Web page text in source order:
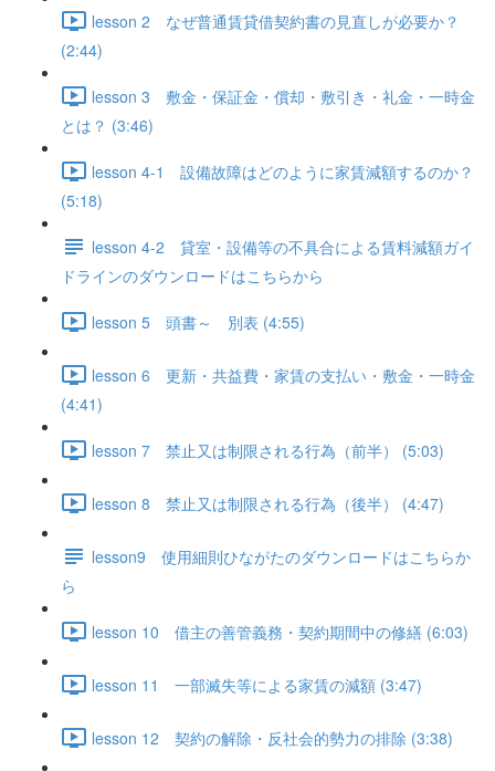
lesson 2 なぜ普通賃貸借契約書の見直しが必要か？
(2:44)
lesson 3 敷金・保証金・償却・敷引き・礼金・一時金
とは？ (3:46)
lesson 4-1 設備故障はどのように家賃減額するのか？
(5:18)
lesson 4-2 貸室・設備等の不具合による賃料減額ガイ
ドラインのダウンロードはこちらから
lesson 5 頭書～ 別表 (4:55)
lesson 6 更新・共益費・家賃の支払い・敷金・一時金
(4:41)
lesson 7 禁止又は制限される行為（前半） (5:03)
lesson 8 禁止又は制限される行為（後半） (4:47)
lesson9 使用細則ひながたのダウンロードはこちらか
ら
lesson 10 借主の善管義務・契約期間中の修繕 (6:03)
lesson 11 一部滅失等による家賃の減額 (3:47)
lesson 12 契約の解除・反社会的勢力の排除 (3:38)